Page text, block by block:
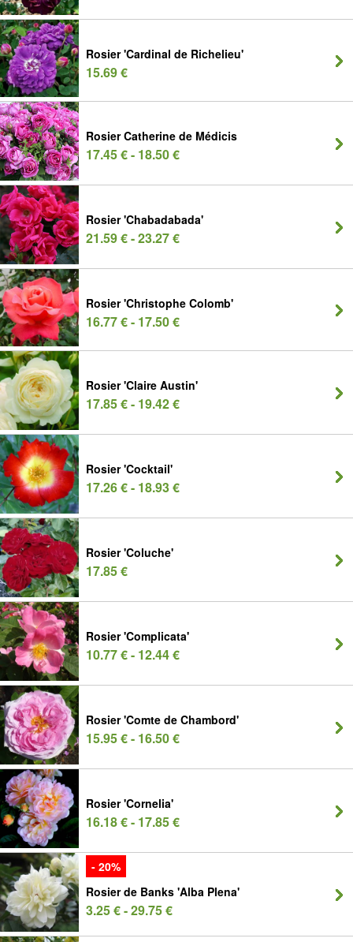
Rosier 'Cardinal de Richelieu'
15.69 €
Rosier Catherine de Médicis
17.45 € - 18.50 €
Rosier 'Chabadabada'
21.59 € - 23.27 €
Rosier 'Christophe Colomb'
16.77 € - 17.50 €
Rosier 'Claire Austin'
17.85 € - 19.42 €
Rosier 'Cocktail'
17.26 € - 18.93 €
Rosier 'Coluche'
17.85 €
Rosier 'Complicata'
10.77 € - 12.44 €
Rosier 'Comte de Chambord'
15.95 € - 16.50 €
Rosier 'Cornelia'
16.18 € - 17.85 €
- 20%
Rosier de Banks 'Alba Plena'
3.25 € - 29.75 €